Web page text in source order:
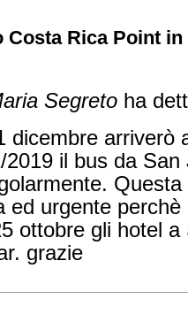
Costa Rica Point
Segreto ha
dicembre arriverò
il bus da
ed urgente
ottobre gli hotel a
grazie